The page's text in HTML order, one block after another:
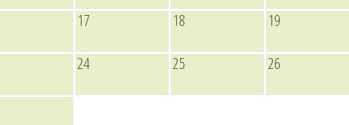
17 18 19
24 25 26